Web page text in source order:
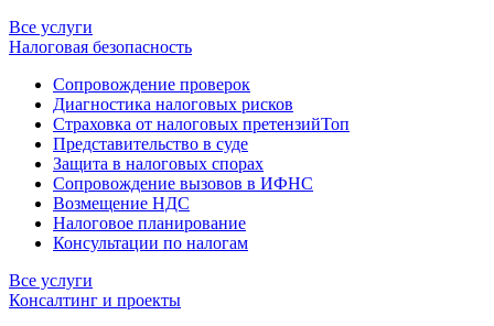
Все услуги
Налоговая безопасность
Сопровождение проверок
Диагностика налоговых рисков
Страховка от налоговых претензийТоп
Представительство в суде
Защита в налоговых спорах
Сопровождение вызовов в ИФНС
Возмещение НДС
Налоговое планирование
Консультации по налогам
Все услуги
Консалтинг и проекты